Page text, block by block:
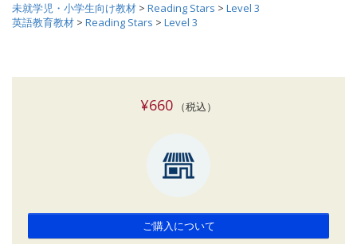
未就学児・小学生向け教材 > Reading Stars > Level 3
英語教育教材 > Reading Stars > Level 3
¥660 （税込）
ご購入について